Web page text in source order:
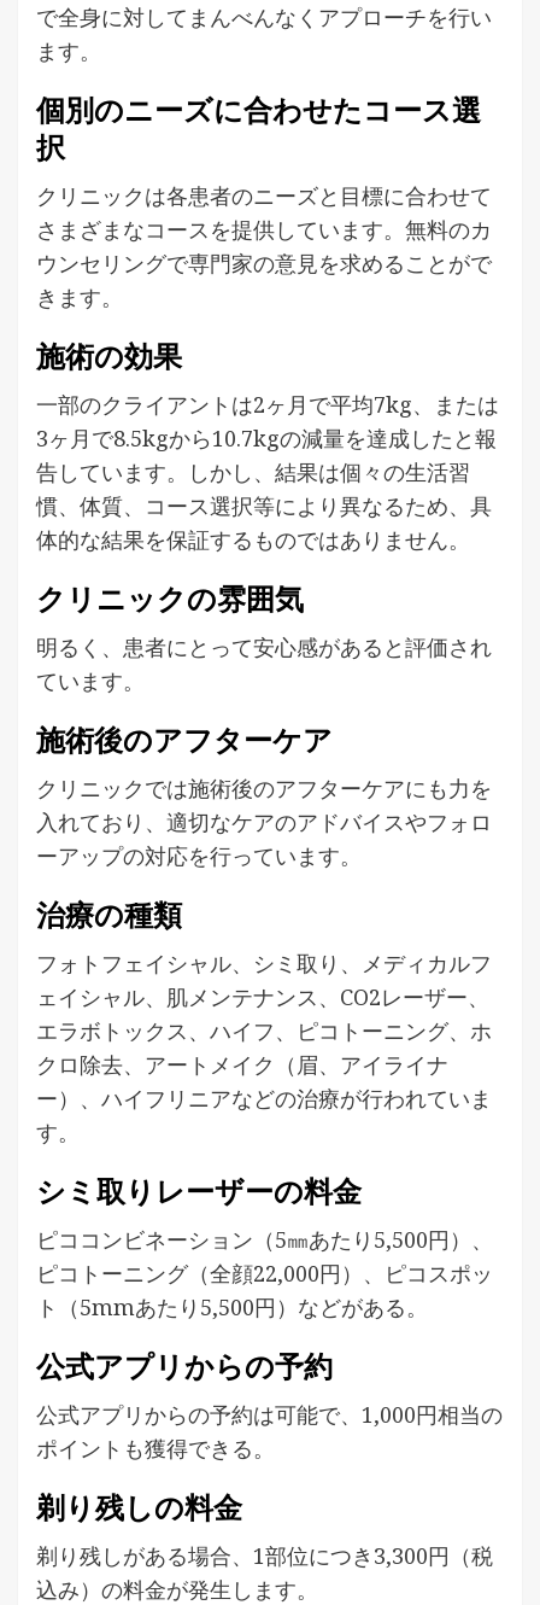
で全身に対してまんべんなくアプローチを行い
ます。
個別のニーズに合わせたコース選
択
クリニックは各患者のニーズと目標に合わせて
さまざまなコースを提供しています。無料のカ
ウンセリングで専門家の意見を求めることがで
きます。
施術の効果
一部のクライアントは2ヶ月で平均7kg、または
3ヶ月で8.5kgから10.7kgの減量を達成したと報
告しています。しかし、結果は個々の生活習
慣、体質、コース選択等により異なるため、具
体的な結果を保証するものではありません。
クリニックの雰囲気
明るく、患者にとって安心感があると評価され
ています。
施術後のアフターケア
クリニックでは施術後のアフターケアにも力を
入れており、適切なケアのアドバイスやフォロ
ーアップの対応を行っています。
治療の種類
フォトフェイシャル、シミ取り、メディカルフ
ェイシャル、肌メンテナンス、CO2レーザー、
エラボトックス、ハイフ、ピコトーニング、ホ
クロ除去、アートメイク（眉、アイライナ
ー）、ハイフリニアなどの治療が行われていま
す。
シミ取りレーザーの料金
ピココンビネーション（5㎜あたり5,500円）、
ピコトーニング（全顔22,000円）、ピコスポッ
ト（5mmあたり5,500円）などがある。
公式アプリからの予約
公式アプリからの予約は可能で、1,000円相当の
ポイントも獲得できる。
剃り残しの料金
剃り残しがある場合、1部位につき3,300円（税
込み）の料金が発生します。